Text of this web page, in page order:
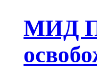
МИД